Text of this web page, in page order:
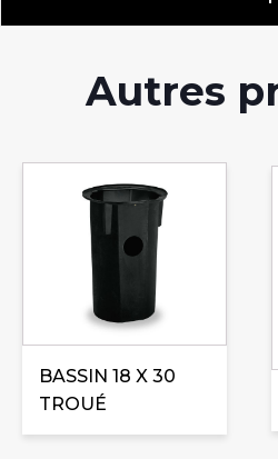
Autres
BASSIN 18 X 30
TROUÉ